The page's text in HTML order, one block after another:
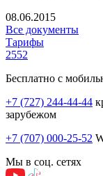
08.06.2015
Все документы
Тарифы
2552
Бесплатно с
+7 (727) 244-44-44
зарубежом
+7 (707) 000-25-52
Мы в соц. сетях